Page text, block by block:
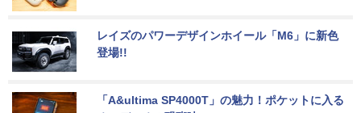
レイズのパワーデザインホイール「M6」に新色
登場!!
「A&ultima SP4000T」の魅力！ポケットに入る